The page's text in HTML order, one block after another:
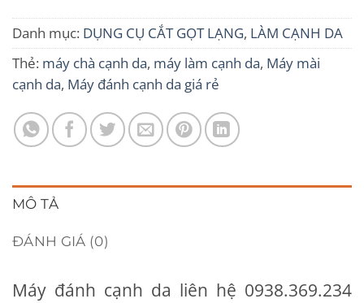
Danh mục: DỤNG CỤ CẮT GỌT LẠNG, LÀM CẠNH DA
Thẻ: máy chà cạnh da, máy làm cạnh da, Máy mài
cạnh da, Máy đánh cạnh da giá rẻ
MÔ TẢ
ĐÁNH GIÁ (0)
Máy đánh cạnh da liên hệ 0938.369.234